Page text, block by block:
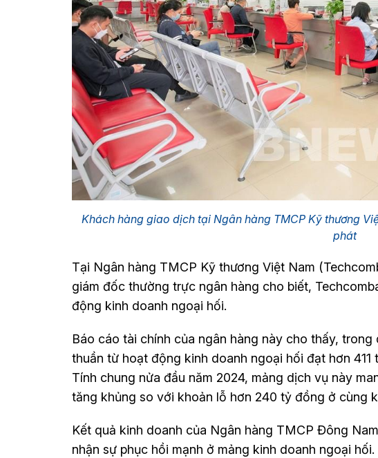
Khách hàng giao dịch tại Ngân hàng TMCP Kỹ thương
phát
Tại Ngân hàng TMCP Kỹ thương Việt Nam
giám đốc thường trực ngân hàng cho biết,
động kinh doanh ngoại hối.
Báo cáo tài chính của ngân hàng này cho thấy,
thuần từ hoạt động kinh doanh ngoại hối đạt hơn
Tính chung nửa đầu năm 2024, mảng dịch vụ này
tăng khủng so với khoản lỗ hơn 240 tỷ đồng ở cùng
Kết quả kinh doanh của Ngân hàng TMCP Đông
nhận sự phục hồi mạnh ở mảng kinh doanh ngoại